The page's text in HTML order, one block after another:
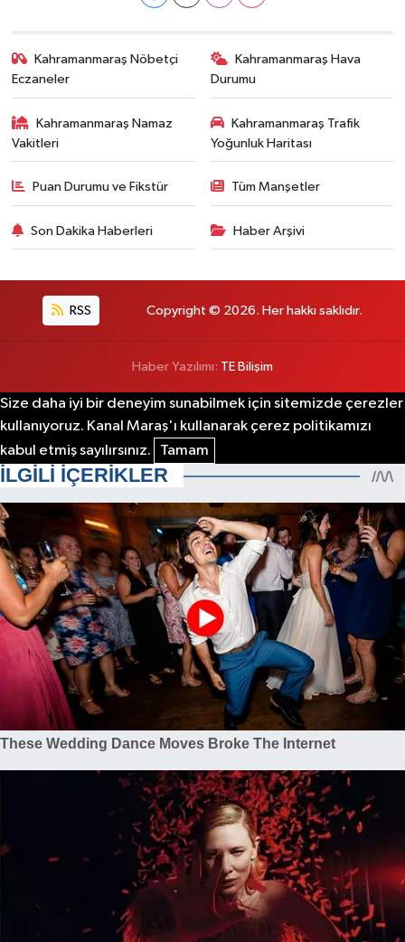
Kahramanmaraş Nöbetçi
Eczaneler
Kahramanmaraş Hava
Durumu
Kahramanmaraş Namaz
Vakitleri
Kahramanmaraş Trafik
Yoğunluk Haritası
Puan Durumu ve Fikstür Tüm Manşetler
Son Dakika Haberleri Haber Arşivi
RSS Copyright © 2026. Her hakkı saklıdır.
Haber Yazılımı: TE Bilişim
Size daha iyi bir deneyim sunabilmek için sitemizde çerezler
kullanıyoruz. Kanal Maraş'ı kullanarak çerez politikamızı
kabul etmiş sayılırsınız.
Tamam